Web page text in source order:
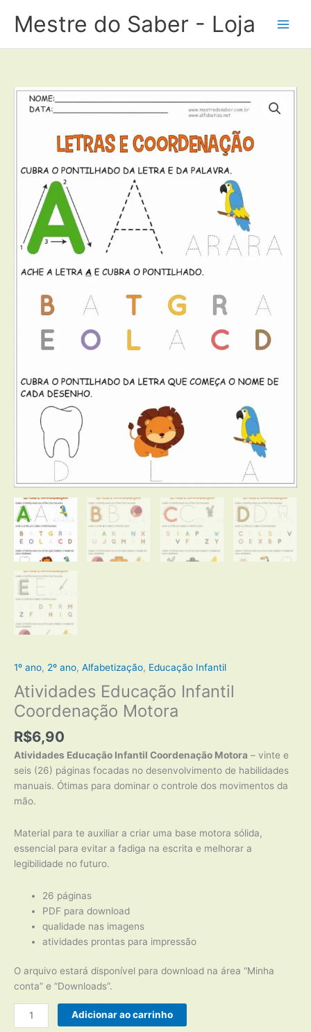
paraMestre do Saber - Loja
1º ano, 2º ano, Alfabetização, Educação Infantil
Atividades Educação Infantil
Coordenação Motora
R$6,90
Atividades Educação Infantil Coordenação Motora – vinte e
seis (26) páginas focadas no desenvolvimento de habilidades
manuais. Ótimas para dominar o controle dos movimentos da
mão.
Material para te auxiliar a criar uma base motora sólida,
essencial para evitar a fadiga na escrita e melhorar a
legibilidade no futuro.
26 páginas
PDF para download
qualidade nas imagens
atividades prontas para impressão
O arquivo estará disponível para download na área “Minha
conta” e “Downloads”.
Atividades
Educação
Adicionar ao carrinho